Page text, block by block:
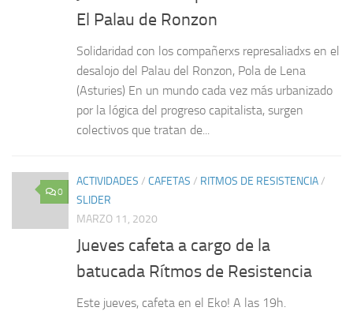
El Palau de Ronzon
Solidaridad con los compañerxs represaliadxs en el
desalojo del Palau del Ronzon, Pola de Lena
(Asturies) En un mundo cada vez más urbanizado
por la lógica del progreso capitalista, surgen
colectivos que tratan de...
0
ACTIVIDADES / CAFETAS / RITMOS DE RESISTENCIA/
SLIDER
MARZO 11, 2020
Jueves cafeta a cargo de la
batucada Rítmos de Resistencia
Este jueves, cafeta en el Eko! A las 19h.